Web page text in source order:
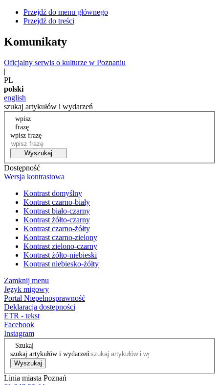
Przejdź do menu głównego
Przejdź do treści
Komunikaty
Oficjalny serwis o kulturze w Poznaniu
|
PL
polski
english
szukaj artykułów i wydarzeń
wpisz
frazę
wpisz frazę
Wyszukaj
Dostępność
Wersja kontrastowa
Kontrast domyślny
Kontrast czarno-biały
Kontrast biało-czarny
Kontrast żółto-czarny
Kontrast czarno-żółty
Kontrast czarno-zielony
Kontrast zielono-czarny
Kontrast żółto-niebieski
Kontrast niebiesko-żółty
Zamknij menu
Język migowy
Portal Niepełnosprawność
Deklaracja dostępności
ETR - tekst
Facebook
Instagram
Szukaj
szukaj artykułów i wydarzeń
Wyszukaj
Linia miasta Poznań